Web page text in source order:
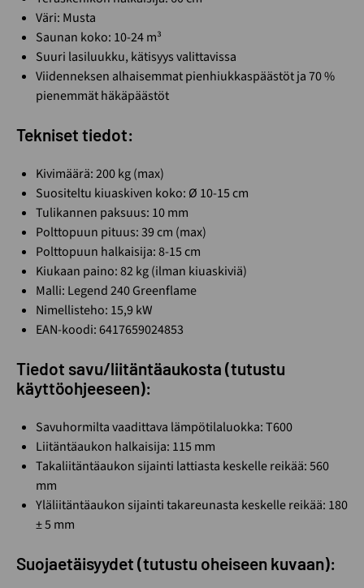
Väri: Musta
Saunan koko: 10-24 m³
Suuri lasiluukku, kätisyys valittavissa
Viidenneksen alhaisemmat pienhiukkaspäästöt ja 70 %
pienemmät häkäpäästöt
Tekniset tiedot:
Kivimäärä: 200 kg (max)
Suositeltu kiuaskiven koko: Ø 10-15 cm
Tulikannen paksuus: 10 mm
Polttopuun pituus: 39 cm (max)
Polttopuun halkaisija: 8-15 cm
Kiukaan paino: 82 kg (ilman kiuaskiviä)
Malli: Legend 240 Greenflame
Nimellisteho: 15,9 kW
EAN-koodi: 6417659024853
Tiedot savu/liitäntäaukosta (tutustu
käyttöohjeeseen):
Savuhormilta vaadittava lämpötilaluokka: T600
Liitäntäaukon halkaisija: 115 mm
Takaliitäntäaukon sijainti lattiasta keskelle reikää: 560
mm
Yläliitäntäaukon sijainti takareunasta keskelle reikää: 180
± 5 mm
Suojaetäisyydet (tutustu oheiseen kuvaan):